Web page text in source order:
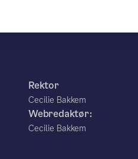
Rektor
Cecilie Bakkem
Webredaktør:
Cecilie Bakkem